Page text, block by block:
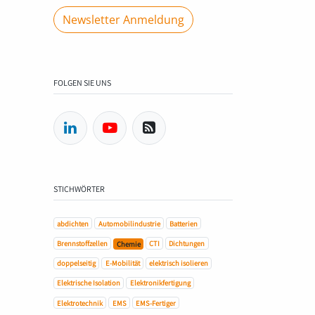
Newsletter Anmeldung
FOLGEN SIE UNS
STICHWÖRTER
abdichten Automobilindustrie Batterien
Brennstoffzellen Chemie CTI Dichtungen
doppelseitig E-Mobilität elektrisch isolieren
Elektrische Isolation Elektronikfertigung
Elektrotechnik EMS EMS-Fertiger